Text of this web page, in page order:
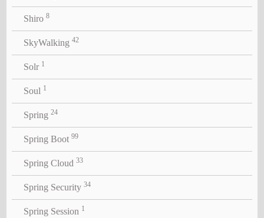
Shiro 8
SkyWalking 42
Solr 1
Soul 1
Spring 24
Spring Boot 99
Spring Cloud 33
Spring Security 34
Spring Session 1